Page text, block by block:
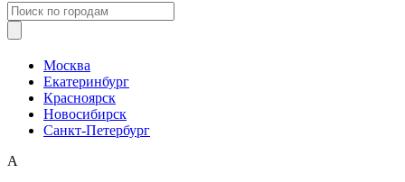
Москва
Екатеринбург
Красноярск
Новосибирск
Санкт-Петербург
А